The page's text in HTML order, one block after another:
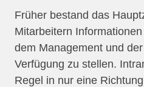
Früher bestand das
Mitarbeitern
dem Management und
Verfügung zu stellen.
Regel in nur eine